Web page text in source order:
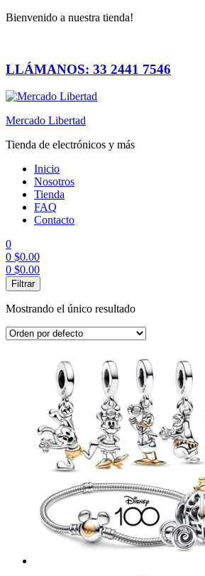
Bienvenido a nuestra tienda!
LLÁMANOS: 33 2441 7546
Mercado Libertad
Tienda de electrónicos y más
Inicio
Nosotros
Tienda
FAQ
Contacto
0
0 $0.00
0 $0.00
Menú
Filtrar
Mostrando el único resultado